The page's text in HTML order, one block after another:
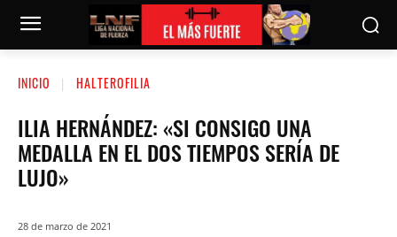
INICIO HALTEROFILIA
ILIA HERNÁNDEZ: «SI CONSIGO UNA
MEDALLA EN EL DOS TIEMPOS SERÍA DE
LUJO»
28 de marzo de 2021